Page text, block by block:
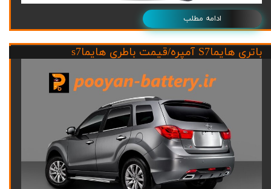
ادامه مطلب
باتری هایماS7 آمپره/قیمت باطری هایماs7